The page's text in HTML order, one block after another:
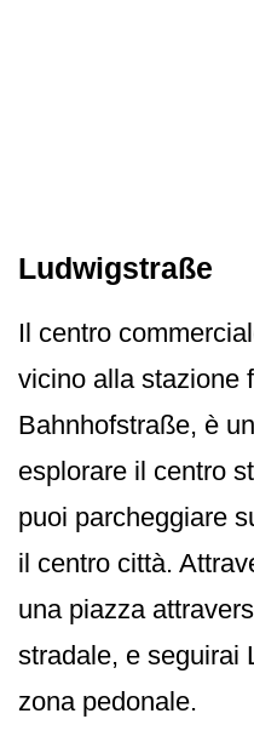
Ludwigstraße
Il centro
vicino alla stazione
Bahnhofstraße, è
esplorare il centro
puoi parcheggiare
il centro città.
una piazza
stradale, e seguirai
zona pedonale.